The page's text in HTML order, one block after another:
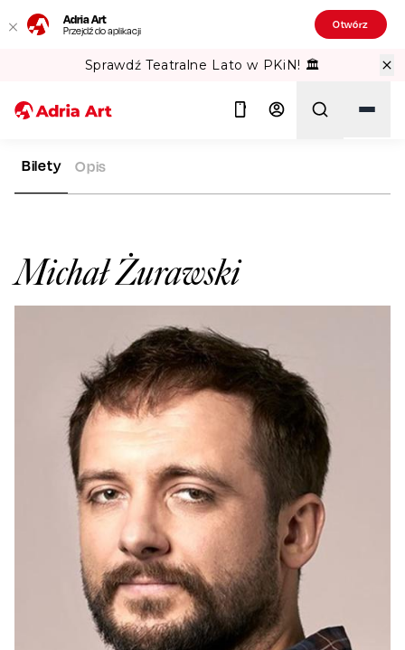
Adria Art
Przejdź do aplikacji Otwórz
Sprawdź Teatralne Lato w PKiN! 🏛️
ADRIA ART
Michał Żurawski
Bilety Opis